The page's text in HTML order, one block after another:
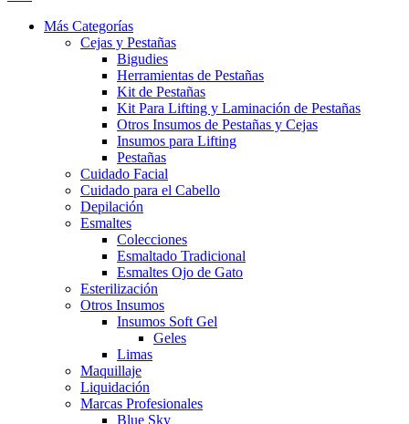
Más Categorías
Cejas y Pestañas
Bigudies
Herramientas de Pestañas
Kit de Pestañas
Kit Para Lifting y Laminación de Pestañas
Otros Insumos de Pestañas y Cejas
Insumos para Lifting
Pestañas
Cuidado Facial
Cuidado para el Cabello
Depilación
Esmaltes
Colecciones
Esmaltado Tradicional
Esmaltes Ojo de Gato
Esterilización
Otros Insumos
Insumos Soft Gel
Geles
Limas
Maquillaje
Liquidación
Marcas Profesionales
Blue Sky